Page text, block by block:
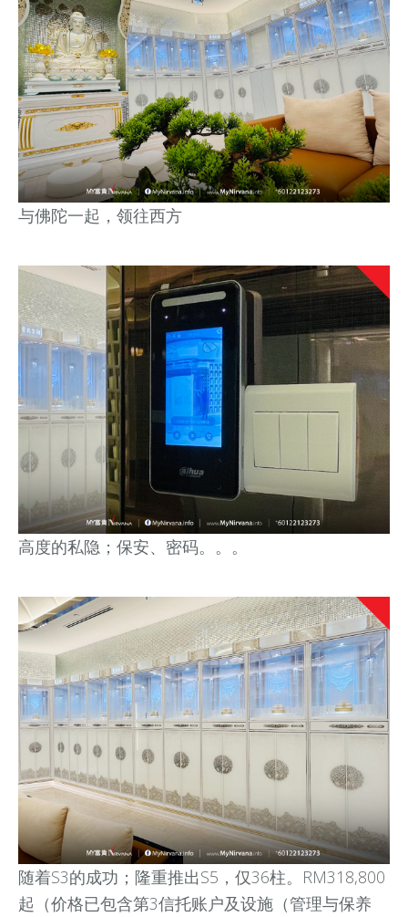
与佛陀一起，领往西方
高度的私隐；保安、密码。。。
随着S3的成功；隆重推出S5，仅36柱。 RM318,800
起 （价格已包含第3信托账户及设施（管理与保养